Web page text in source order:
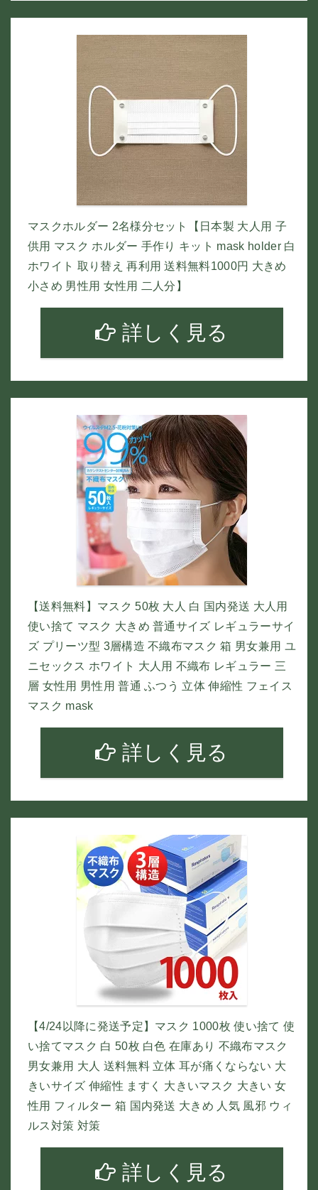
マスクホルダー 2名様分セット【日本製 大人用 子
供用 マスク ホルダー 手作り キット mask holder 白
ホワイト 取り替え 再利用 送料無料1000円 大きめ
小さめ 男性用 女性用 二人分】
詳しく見る
【送料無料】マスク 50枚 大人 白 国内発送 大人用
使い捨て マスク 大きめ 普通サイズ レギュラーサイ
ズ プリーツ型 3層構造 不織布マスク 箱 男女兼用 ユ
ニセックス ホワイト 大人用 不織布 レギュラー 三
層 女性用 男性用 普通 ふつう 立体 伸縮性 フェイス
マスク mask
詳しく見る
【4/24以降に発送予定】マスク 1000枚 使い捨て 使
い捨てマスク 白 50枚 白色 在庫あり 不織布マスク
男女兼用 大人 送料無料 立体 耳が痛くならない 大
きいサイズ 伸縮性 ますく 大きいマスク 大きい 女
性用 フィルター 箱 国内発送 大きめ 人気 風邪 ウィ
ルス対策 対策
詳しく見る